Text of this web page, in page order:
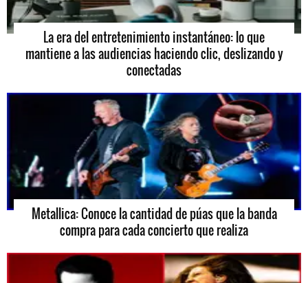
La era del entretenimiento instantáneo: lo que
mantiene a las audiencias haciendo clic, deslizando y
conectadas
Metallica: Conoce la cantidad de púas que la banda
compra para cada concierto que realiza